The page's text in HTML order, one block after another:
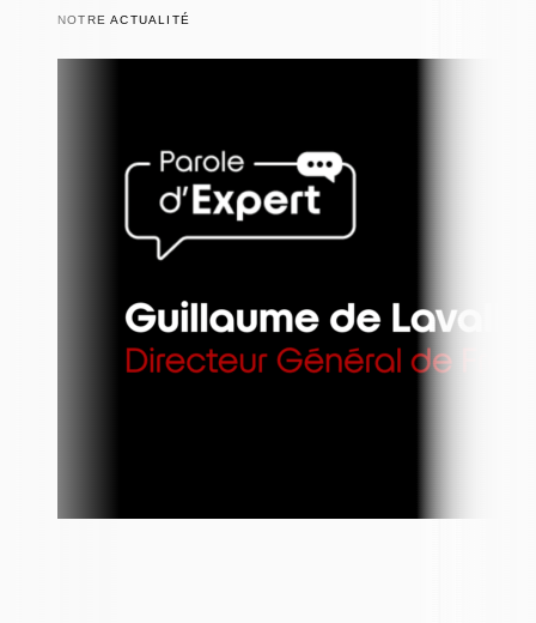
NOTRE ACTUALITÉ